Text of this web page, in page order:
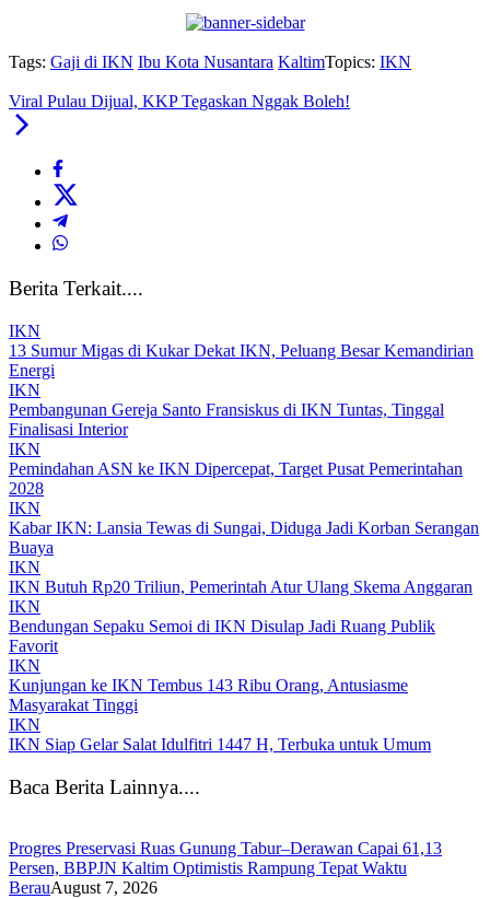
Tags: Gaji di IKN Ibu Kota Nusantara KaltimTopics: IKN
Viral Pulau Dijual, KKP Tegaskan Nggak Boleh!
Berita Terkait....
IKN
13 Sumur Migas di Kukar Dekat IKN, Peluang Besar Kemandirian
Energi
IKN
Pembangunan Gereja Santo Fransiskus di IKN Tuntas, Tinggal
Finalisasi Interior
IKN
Pemindahan ASN ke IKN Dipercepat, Target Pusat Pemerintahan
2028
IKN
Kabar IKN: Lansia Tewas di Sungai, Diduga Jadi Korban Serangan
Buaya
IKN
IKN Butuh Rp20 Triliun, Pemerintah Atur Ulang Skema Anggaran
IKN
Bendungan Sepaku Semoi di IKN Disulap Jadi Ruang Publik
Favorit
IKN
Kunjungan ke IKN Tembus 143 Ribu Orang, Antusiasme
Masyarakat Tinggi
IKN
IKN Siap Gelar Salat Idulfitri 1447 H, Terbuka untuk Umum
Baca Berita Lainnya....
Progres Preservasi Ruas Gunung Tabur–Derawan Capai 61,13
Persen, BBPJN Kaltim Optimistis Rampung Tepat Waktu
BerauAugust 7, 2026